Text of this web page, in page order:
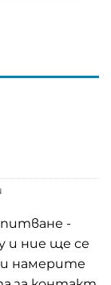
-
и ние ще се
намерите